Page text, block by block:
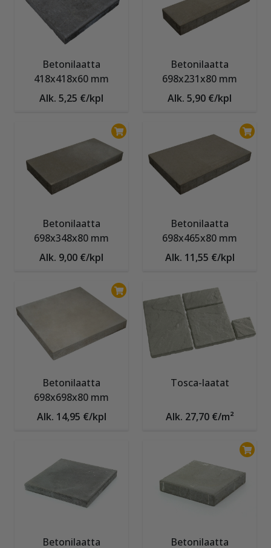
Betonilaatta
418x418x60 mm
Alk. 5,25 €/kpl
Betonilaatta
698x231x80 mm
Alk. 5,90 €/kpl
Betonilaatta
698x348x80 mm
Alk. 9,00 €/kpl
Betonilaatta
698x465x80 mm
Alk. 11,55 €/kpl
Betonilaatta
698x698x80 mm
Alk. 14,95 €/kpl
Tosca-laatat
Alk. 27,70 €/m²
Betonilaatta Betonilaatta